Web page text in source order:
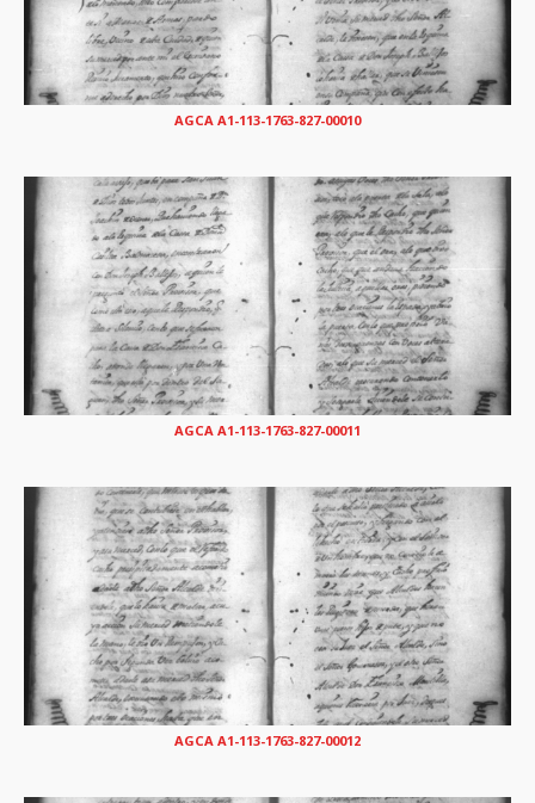
AGCA A1-113-1763-827-00010
AGCA A1-113-1763-827-00011
AGCA A1-113-1763-827-00012